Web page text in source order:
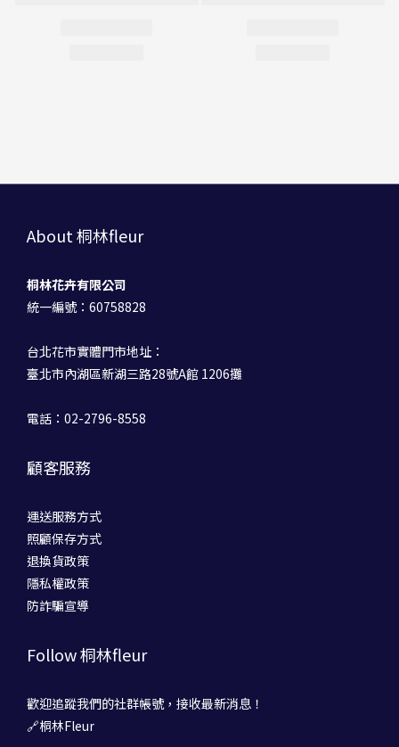
About 桐林fleur
桐林花卉有限公司
統一編號：60758828
台北花市實體門市地址：
臺北市內湖區新湖三路28號A館 1206攤
電話：02-2796-8558
顧客服務
運送服務方式
照顧保存方式
退換貨政策
隱私權政策
防詐騙宣導
Follow 桐林fleur
歡迎追蹤我們的社群帳號，接收最新消息！
🔗桐林Fleur